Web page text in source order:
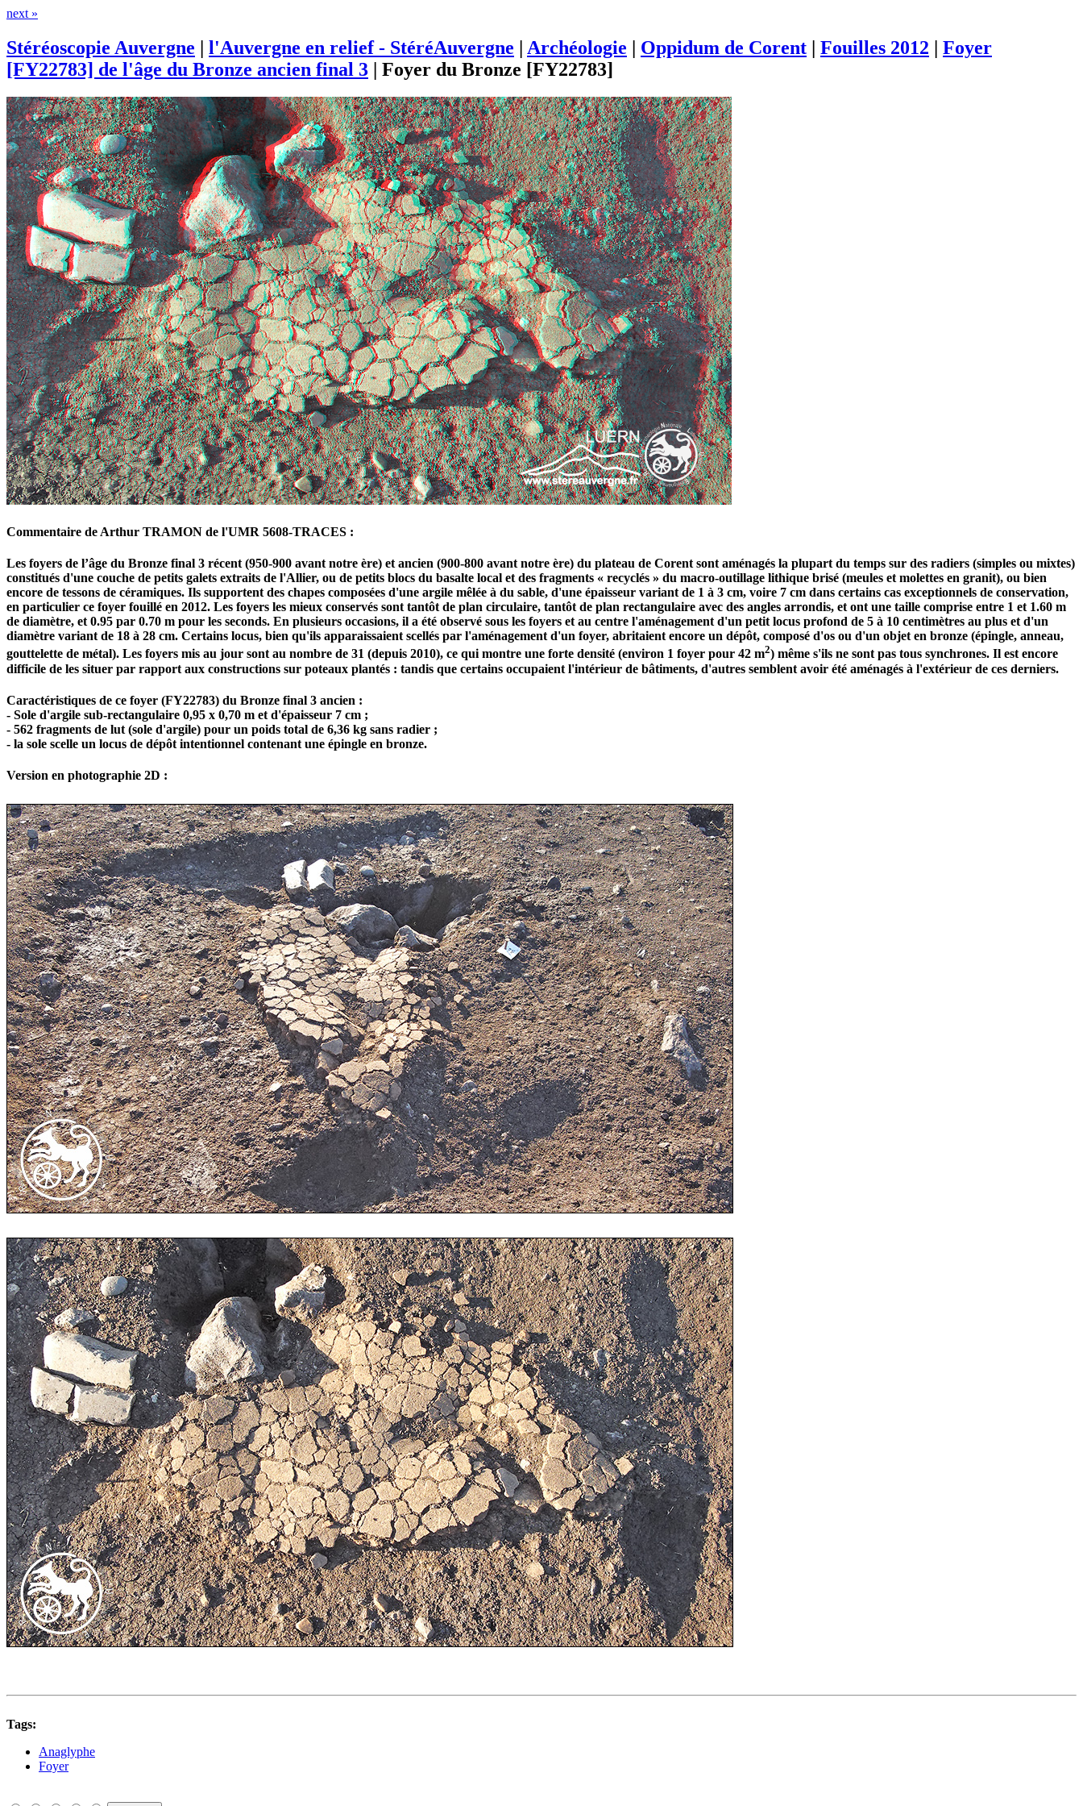
next »
Stéréoscopie Auvergne | l'Auvergne en relief - StéréAuvergne | Archéologie | Oppidum de Corent | Fouilles 2012 | Foyer
[FY22783] de l'âge du Bronze ancien final 3 | Foyer du Bronze [FY22783]
Commentaire de Arthur TRAMON de l'UMR 5608-TRACES :
Les foyers de l’âge du Bronze final 3 récent (950-900 avant notre ère) et ancien (900-800 avant notre ère) du plateau de Corent sont aménagés la plupart du temps sur des radiers (simples ou mixtes)
constitués d'une couche de petits galets extraits de l'Allier, ou de petits blocs du basalte local et des fragments « recyclés » du macro-outillage lithique brisé (meules et molettes en granit), ou bien
encore de tessons de céramiques. Ils supportent des chapes composées d'une argile mêlée à du sable, d'une épaisseur variant de 1 à 3 cm, voire 7 cm dans certains cas exceptionnels de conservation,
en particulier ce foyer fouillé en 2012. Les foyers les mieux conservés sont tantôt de plan circulaire, tantôt de plan rectangulaire avec des angles arrondis, et ont une taille comprise entre 1 et 1.60 m
de diamètre, et 0.95 par 0.70 m pour les seconds. En plusieurs occasions, il a été observé sous les foyers et au centre l'aménagement d'un petit locus profond de 5 à 10 centimètres au plus et d'un
diamètre variant de 18 à 28 cm. Certains locus, bien qu'ils apparaissaient scellés par l'aménagement d'un foyer, abritaient encore un dépôt, composé d'os ou d'un objet en bronze (épingle, anneau,
gouttelette de métal). Les foyers mis au jour sont au nombre de 31 (depuis 2010), ce qui montre une forte densité (environ 1 foyer pour 42 m2) même s'ils ne sont pas tous synchrones. Il est encore
difficile de les situer par rapport aux constructions sur poteaux plantés : tandis que certains occupaient l'intérieur de bâtiments, d'autres semblent avoir été aménagés à l'extérieur de ces derniers.
Caractéristiques de ce foyer (FY22783) du Bronze final 3 ancien :
- Sole d'argile sub-rectangulaire 0,95 x 0,70 m et d'épaisseur 7 cm ;
- 562 fragments de lut (sole d'argile) pour un poids total de 6,36 kg sans radier ;
- la sole scelle un locus de dépôt intentionnel contenant une épingle en bronze.
Version en photographie 2D :
Tags:
Anaglyphe
Foyer